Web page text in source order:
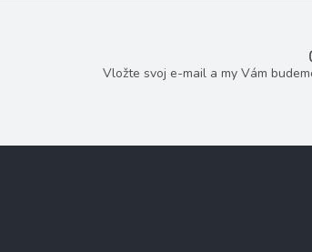
Vložte svoj e-mail a my Vám